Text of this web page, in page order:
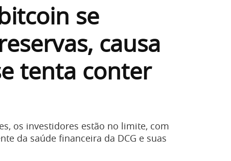
se
causa
tenta conter
os investidores estão no limite, com
da saúde financeira da DCG e suas